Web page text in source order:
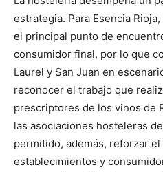
estrategia. Para Esencia
el principal punto de
consumidor final, por lo que
Laurel y San Juan en
reconocer el trabajo que
prescriptores de los vinos de
las asociaciones hosteleras
permitido, además, reforzar
establecimientos y